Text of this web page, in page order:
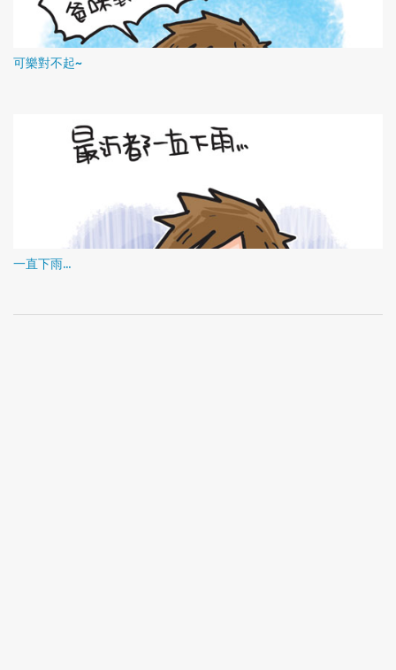
可樂對不起~
一直下雨...